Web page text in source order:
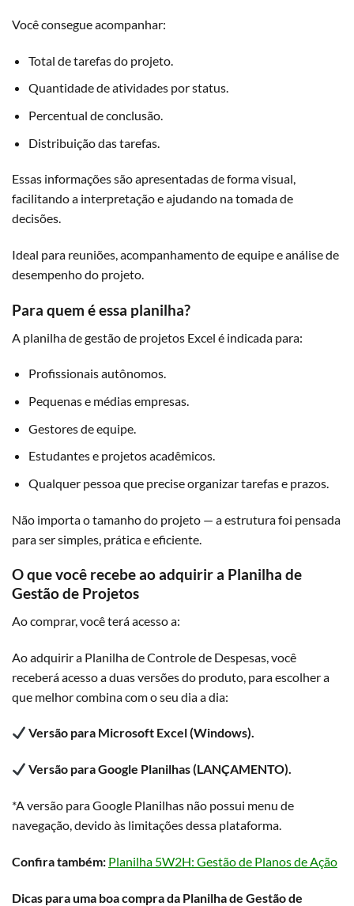
Você consegue acompanhar:
Total de tarefas do projeto.
Quantidade de atividades por status.
Percentual de conclusão.
Distribuição das tarefas.
Essas informações são apresentadas de forma visual,
facilitando a interpretação e ajudando na tomada de
decisões.
Ideal para reuniões, acompanhamento de equipe e análise de
desempenho do projeto.
Para quem é essa planilha?
A planilha de gestão de projetos Excel é indicada para:
Profissionais autônomos.
Pequenas e médias empresas.
Gestores de equipe.
Estudantes e projetos acadêmicos.
Qualquer pessoa que precise organizar tarefas e prazos.
Não importa o tamanho do projeto — a estrutura foi pensada
para ser simples, prática e eficiente.
O que você recebe ao adquirir a Planilha de
Gestão de Projetos
Ao comprar, você terá acesso a:
Ao adquirir a Planilha de Controle de Despesas, você
receberá acesso a duas versões do produto, para escolher a
que melhor combina com o seu dia a dia:
Versão para Microsoft Excel (Windows).
Versão para Google Planilhas (LANÇAMENTO).
*A versão para Google Planilhas não possui menu de
navegação, devido às limitações dessa plataforma.
Confira também: Planilha 5W2H: Gestão de Planos de Ação
Dicas para uma boa compra da Planilha de Gestão de